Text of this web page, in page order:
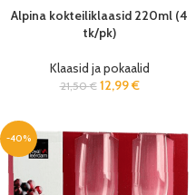
Alpina kokteiliklaasid 220ml (4
tk/pk)
Klaasid ja pokaalid
21,50€ 12,99€
-40%